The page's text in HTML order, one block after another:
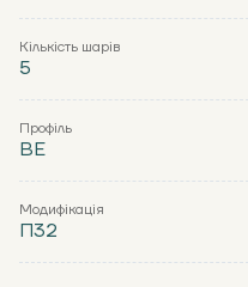
Кількість шарів
5
Профіль
ВЕ
Модифікація
П32